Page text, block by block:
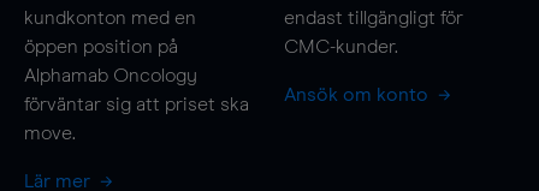
kundkonton med en
öppen position på
Alphamab Oncology
förväntar sig att priset ska
move.
Lär mer
endast tillgängligt för
CMC-kunder.
Ansök om konto